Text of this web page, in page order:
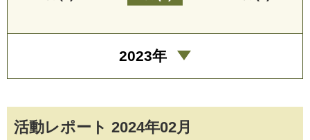
活動レポート 2024年02月
2023年